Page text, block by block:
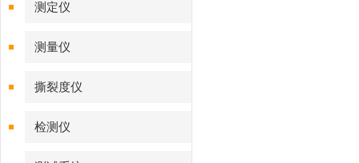
测定仪
测量仪
撕裂度仪
检测仪